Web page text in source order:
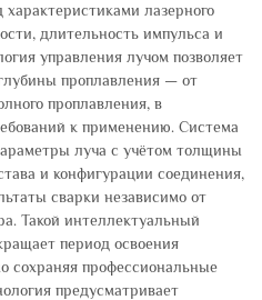
лазерного
длительность импульса и
управления лучом позволяет
проплавления — от
проплавления, в
к применению. Система
луча с учётом толщины
и конфигурации соединения,
сварки независимо от
Такой интеллектуальный
период освоения
сохраняя профессиональные
предусматривает